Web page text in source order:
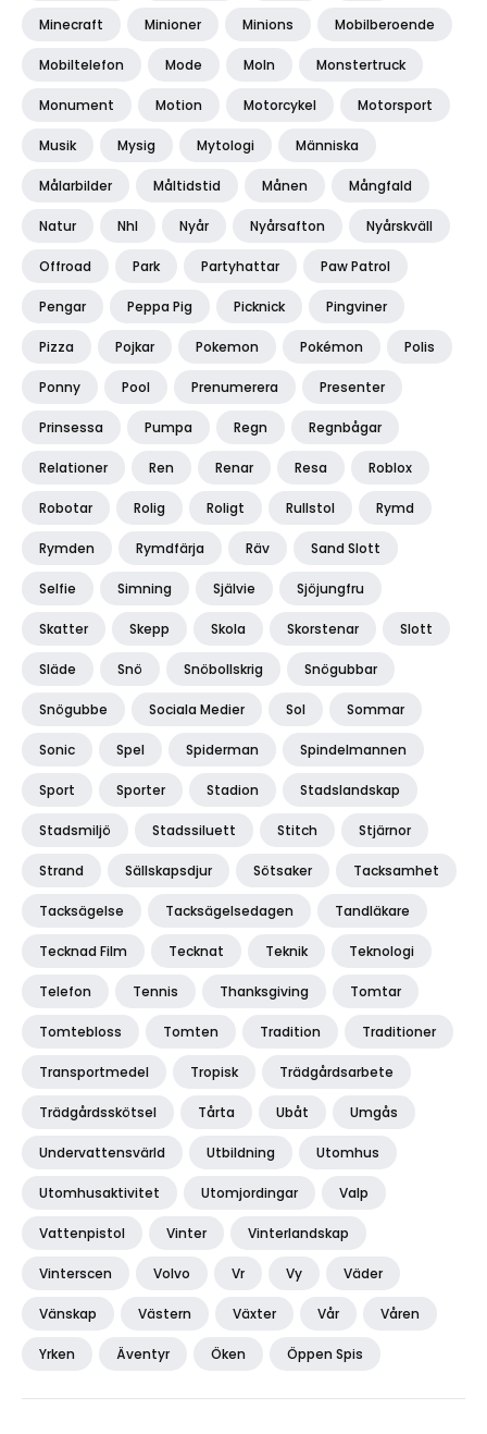
Minecraft Minioner Minions Mobilberoende
Mobiltelefon Mode Moln Monstertruck
Monument Motion Motorcykel Motorsport
Musik Mysig Mytologi Människa
Målarbilder Måltidstid Månen Mångfald
Natur Nhl Nyår Nyårsafton Nyårskväll
Offroad Park Partyhattar Paw Patrol
Pengar Peppa Pig Picknick Pingviner
Pizza Pojkar Pokemon Pokémon Polis
Ponny Pool Prenumerera Presenter
Prinsessa Pumpa Regn Regnbågar
Relationer Ren Renar Resa Roblox
Robotar Rolig Roligt Rullstol Rymd
Rymden Rymdfärja Räv Sand Slott
Selfie Simning Självie Sjöjungfru
Skatter Skepp Skola Skorstenar Slott
Släde Snö Snöbollskrig Snögubbar
Snögubbe Sociala Medier Sol Sommar
Sonic Spel Spiderman Spindelmannen
Sport Sporter Stadion Stadslandskap
Stadsmiljö Stadssiluett Stitch Stjärnor
Strand Sällskapsdjur Sötsaker Tacksamhet
Tacksägelse Tacksägelsedagen Tandläkare
Tecknad Film Tecknat Teknik Teknologi
Telefon Tennis Thanksgiving Tomtar
Tomtebloss Tomten Tradition Traditioner
Transportmedel Tropisk Trädgårdsarbete
Trädgårdsskötsel Tårta Ubåt Umgås
Undervattensvärld Utbildning Utomhus
Utomhusaktivitet Utomjordingar Valp
Vattenpistol Vinter Vinterlandskap
Vinterscen Volvo Vr Vy Väder
Vänskap Västern Växter Vår Våren
Yrken Äventyr Öken Öppen Spis